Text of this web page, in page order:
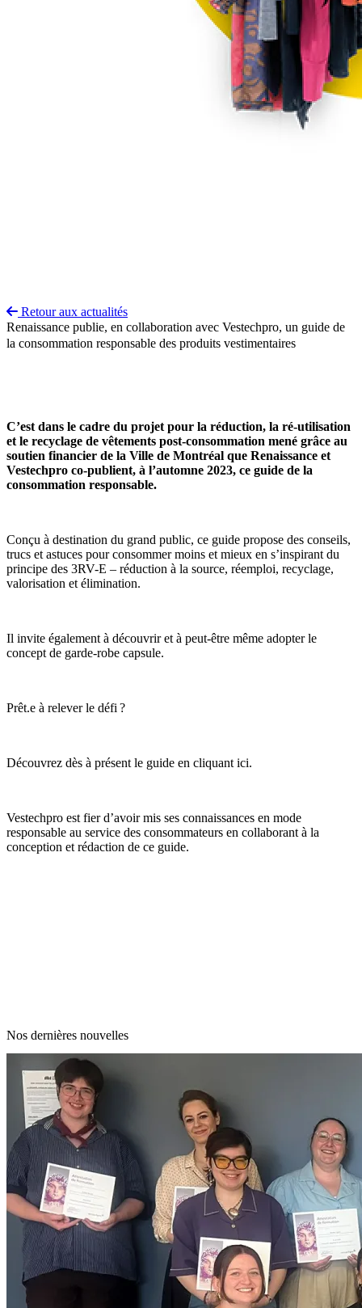
Retour aux actualités
Renaissance publie, en collaboration avec Vestechpro, un guide de
la consommation responsable des produits vestimentaires
C’est dans le cadre du projet pour la réduction, la ré-utilisation
et le recyclage de vêtements post-consommation mené grâce au
soutien financier de la Ville de Montréal que Renaissance et
Vestechpro co-publient, à l’automne 2023, ce guide de la
consommation responsable.
Conçu à destination du grand public, ce guide propose des conseils,
trucs et astuces pour consommer moins et mieux en s’inspirant du
principe des 3RV-E – réduction à la source, réemploi, recyclage,
valorisation et élimination.
Il invite également à découvrir et à peut-être même adopter le
concept de garde-robe capsule.
Prêt.e à relever le défi ?
Découvrez dès à présent le guide en cliquant ici.
Vestechpro est fier d’avoir mis ses connaissances en mode
responsable au service des consommateurs en collaborant à la
conception et rédaction de ce guide.
Nos dernières nouvelles